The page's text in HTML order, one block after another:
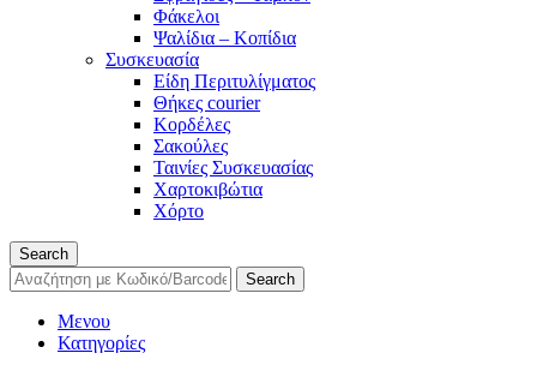
Φάκελοι
Ψαλίδια – Κοπίδια
Συσκευασία
Είδη Περιτυλίγματος
Θήκες courier
Κορδέλες
Σακούλες
Ταινίες Συσκευασίας
Χαρτοκιβώτια
Χόρτο
Search
Search
Μενου
Κατηγορίες